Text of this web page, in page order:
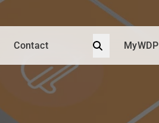
Contact ZoekMyWDP